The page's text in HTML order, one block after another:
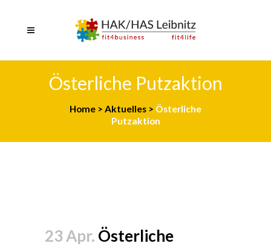
Österliche Putzaktion
Home > Aktuelles > Österliche
Putzaktion
23 Apr. Österliche